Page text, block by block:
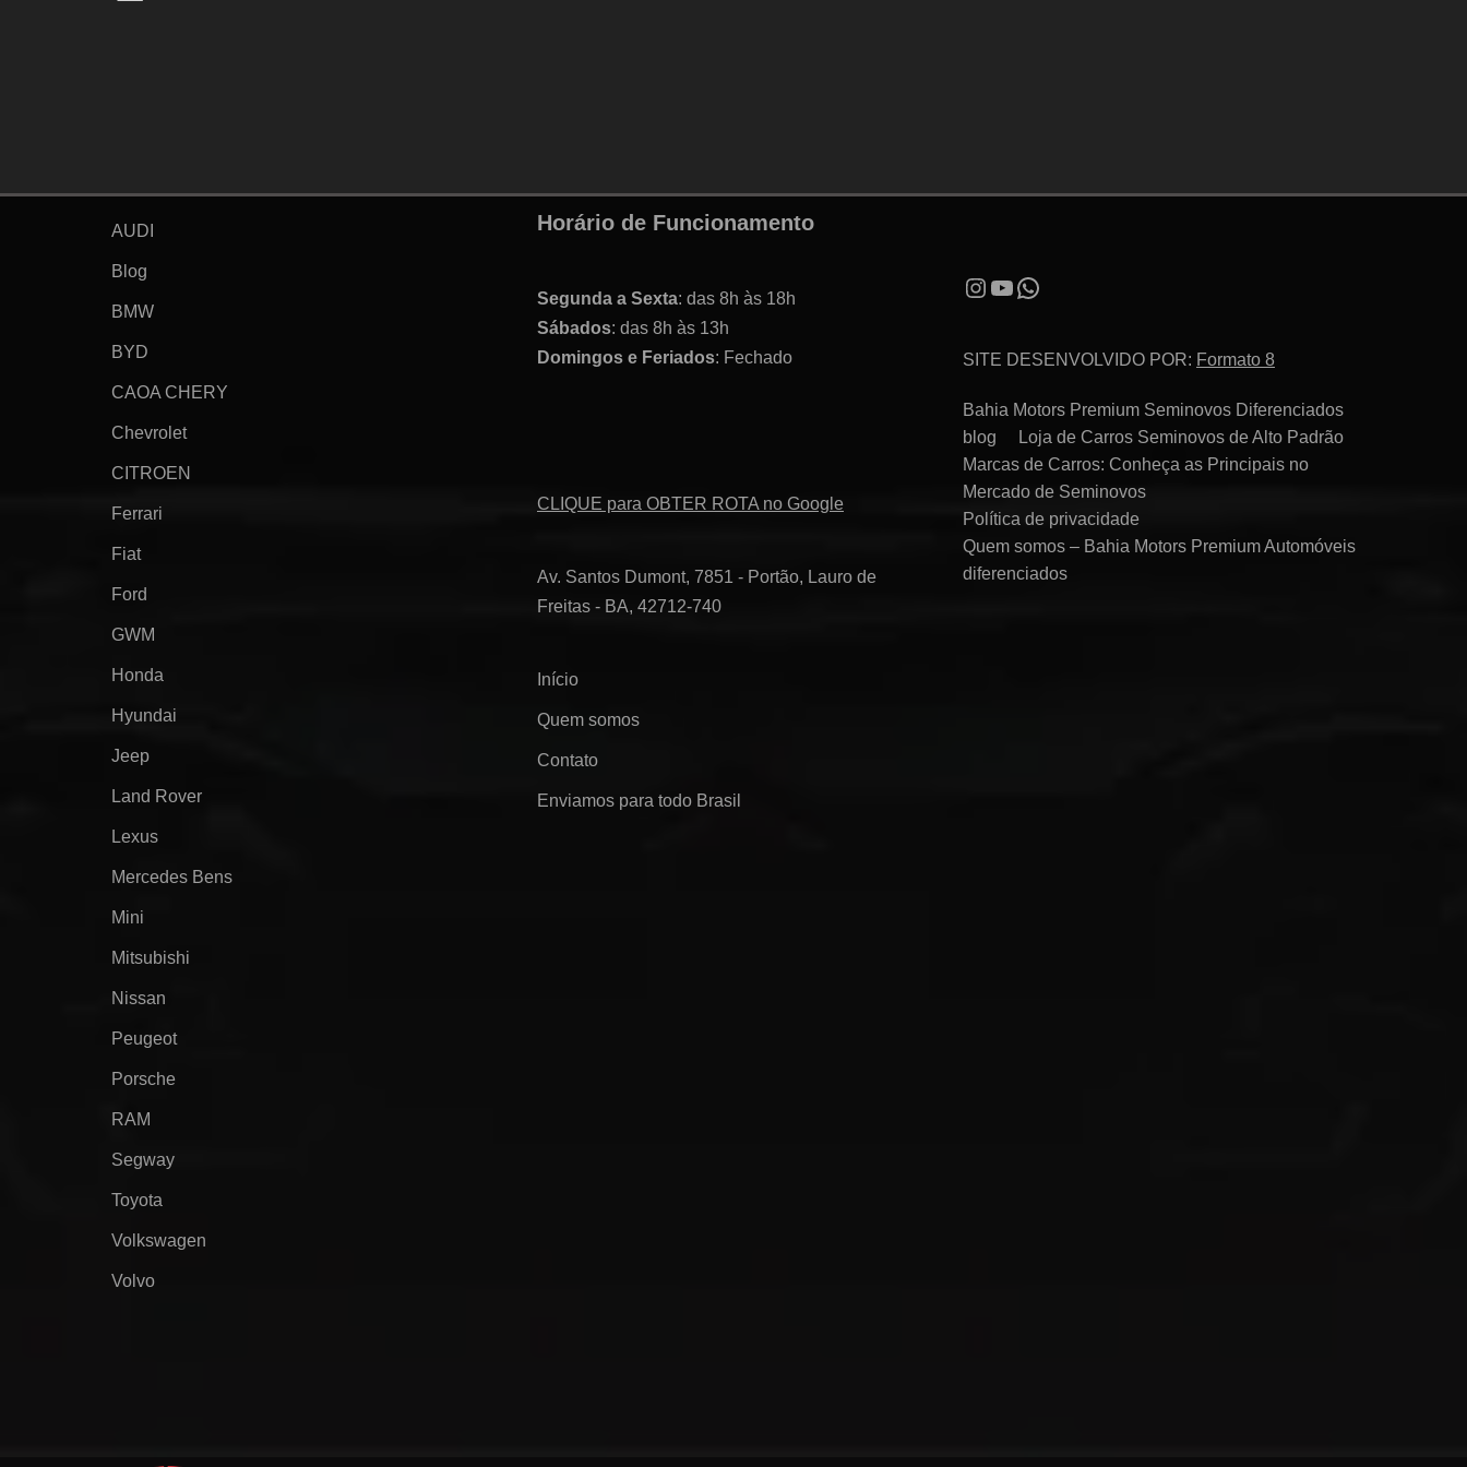
AUDI
Blog
BMW
BYD
CAOA CHERY
Chevrolet
CITROEN
Ferrari
Fiat
Ford
GWM
Honda
Hyundai
Jeep
Land Rover
Lexus
Mercedes Bens
Mini
Mitsubishi
Nissan
Peugeot
Porsche
RAM
Segway
Toyota
Volkswagen
Volvo
Horário de Funcionamento
Segunda a Sexta: das 8h às 18h
Sábados: das 8h às 13h
Domingos e Feriados: Fechado
CLIQUE para OBTER ROTA no Google
Av. Santos Dumont, 7851 - Portão, Lauro de
Freitas - BA, 42712-740
Início
Quem somos
Contato
Enviamos para todo Brasil
SITE DESENVOLVIDO POR: Formato 8
Bahia Motors Premium Seminovos Diferenciados
blog
Loja de Carros Seminovos de Alto Padrão
Marcas de Carros: Conheça as Principais no
Mercado de Seminovos
Política de privacidade
Quem somos – Bahia Motors Premium Automóveis
diferenciados